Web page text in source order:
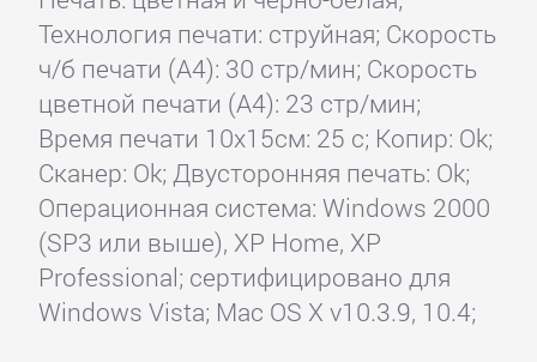
Технология печати: струйная; Скорость
ч/б печати (А4): 30 стр/мин; Скорость
цветной печати (А4): 23 стр/мин;
Время печати 10x15см: 25 с; Копир: Ok;
Сканер: Ok; Двусторонняя печать: Ok;
Операционная система: Windows 2000
(SP3 или выше), XP Home, XP
Professional; сертифицировано для
Windows Vista; Mac OS X v10.3.9, 10.4;